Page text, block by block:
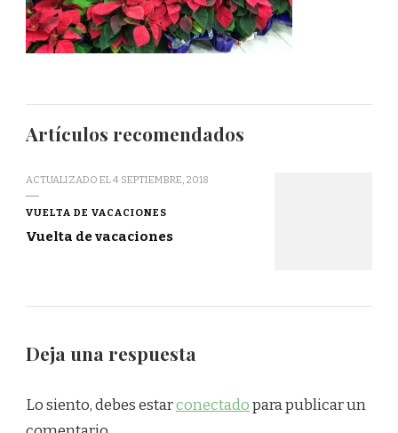
Artículos recomendados
ACTUALIZADO EL4 SEPTIEMBRE, 2018
VUELTA DE VACACIONES
Vuelta de vacaciones
Deja una respuesta
Lo siento, debes estarconectadopara publicar un